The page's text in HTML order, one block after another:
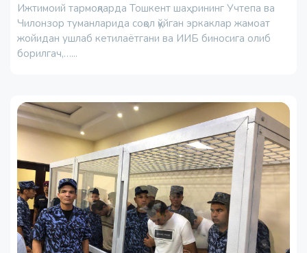
Ижтимоий тармоқларда Тошкент шаҳрининг Учтепа ва
Чилонзор туманларида соқол қўйган эркаклар жамоат
жойидан ушлаб кетилаётгани ва ИИБ биносига олиб
борилгач,…...